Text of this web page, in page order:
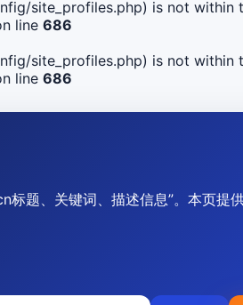
site_profiles.php) is not within
line 686
site_profiles.php) is not within
line 686
题、关键词、描述信息”。本页提